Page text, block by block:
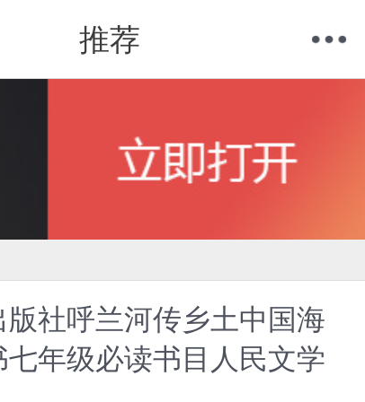
推荐
我的当当
社呼兰河传乡土中国海
年级必读书目人民文学